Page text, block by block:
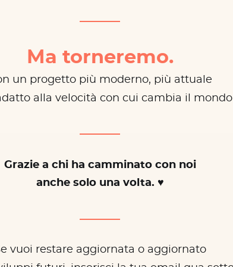
Ma torneremo.
un progetto più moderno, più attuale
alla velocità con cui cambia il
Grazie a chi ha camminato con noi
anche solo una volta. ♥
vuoi restare aggiornata o aggiornato